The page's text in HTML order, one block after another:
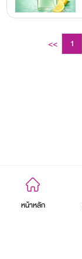
<< 1
หน้าหลัก
ข้อตกลงและเงื่อนไข